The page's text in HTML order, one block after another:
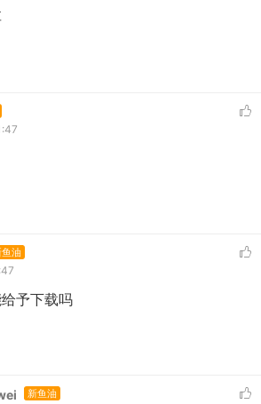
油
予下载吗
新鱼油